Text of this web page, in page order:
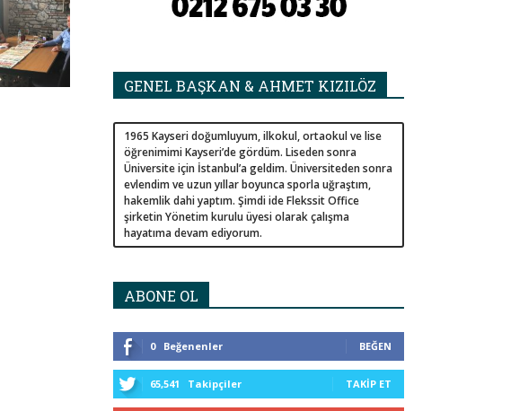
GENEL BAŞKAN & AHMET KIZILÖZ
1965 Kayseri doğumluyum, ilkokul, ortaokul ve lise
öğrenimimi Kayseri’de gördüm. Liseden sonra
Üniversite için İstanbul’a geldim. Üniversiteden sonra
evlendim ve uzun yıllar boyunca sporla uğraştım,
hakemlik dahi yaptım. Şimdi ide Flekssit Office
şirketin Yönetim kurulu üyesi olarak çalışma
hayatıma devam ediyorum.
ABONE OL
0 Beğenenler BEĞEN
65,541 Takipçiler TAKIP ET